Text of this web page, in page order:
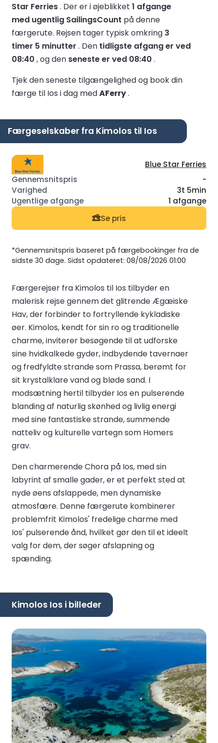
Star Ferries. Der er i øjeblikket 1 afgange
med ugentlig SailingsCount på denne
færgerute. Rejsen tager typisk omkring 3
timer 5 minutter . Den tidligste afgang er ved
08:40 , og den seneste er ved 08:40 .
Tjek den seneste tilgængelighed og book din
færge til Ios i dag medAFerry.
Færgeselskaber fra Kimolos til Ios
Blue Star Ferries
-
3t 5min
1 afgange
Se pris
*Gennemsnitspris baseret på færgebookinger fra de
sidste 30 dage. Sidst opdateret: 08/08/2026 01:00
Færgerejser fra Kimolos til Ios tilbyder en
malerisk rejse gennem det glitrende Ægæiske
Hav, der forbinder to fortryllende kykladiske
øer. Kimolos, kendt for sin ro og traditionelle
charme, inviterer besøgende til at udforske
sine hvidkalkede gyder, indbydende tavernaer
og fredfyldte strande som Prassa, berømt for
sit krystalklare vand og bløde sand. I
modsætning hertil tilbyder Ios en pulserende
blanding af naturlig skønhed og livlig energi
med sine fantastiske strande, summende
natteliv og kulturelle vartegn som Homers
grav.
Den charmerende Chora på Ios, med sin
labyrint af smalle gader, er et perfekt sted at
nyde øens afslappede, men dynamiske
atmosfære. Denne færgerute kombinerer
problemfrit Kimolos' fredelige charme med
Ios' pulserende ånd, hvilket gør den til et ideelt
valg for dem, der søger afslapning og
spænding.
Kimolos Ios i billeder